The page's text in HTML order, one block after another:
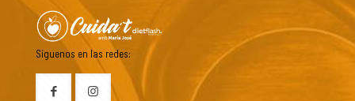
Flores de Bach
Duración:60 m Precio:
Síguenos en las redes: